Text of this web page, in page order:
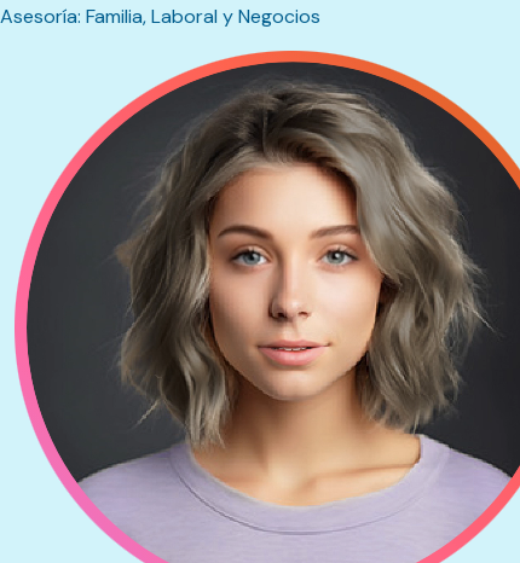
Asesoría: Familia, Laboral y Negocios